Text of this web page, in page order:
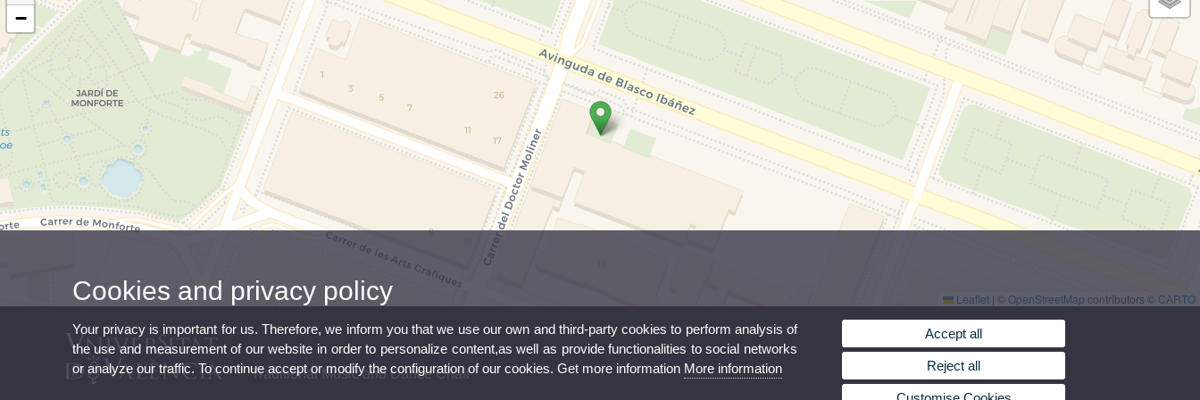
−
Leaflet | © OpenStreetMap contributors © CARTO
Traditional Music and Dance Chair
Cookies and privacy policy
Your privacy is important for us. Therefore, we inform you that we use our own and third-party cookies to perform analysis of
the use and measurement of our website in order to personalize content,as well as provide functionalities to social networks
or analyze our traffic. To continue accept or modify the configuration of our cookies. Get more information More information
Accept all
Reject all